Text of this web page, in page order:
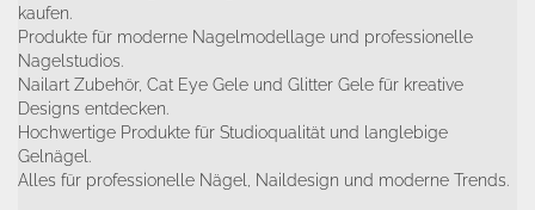
kaufen.
Produkte für moderne Nagelmodellage und professionelle
Nagelstudios.
Nailart Zubehör, Cat Eye Gele und Glitter Gele für kreative
Designs entdecken.
Hochwertige Produkte für Studioqualität und langlebige
Gelnägel.
Alles für professionelle Nägel, Naildesign und moderne Trends.